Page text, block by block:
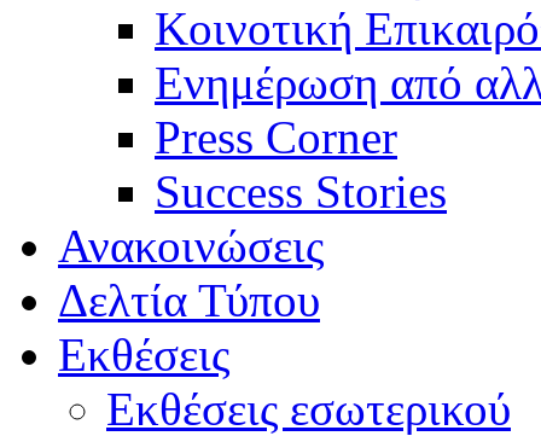
Κοινοτική
Ενημέρωση από
Press Corner
Success Stories
Ανακοινώσεις
Δελτία Τύπου
Εκθέσεις
Εκθέσεις εσωτερικού